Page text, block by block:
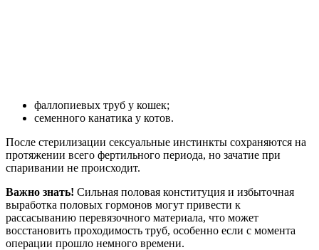
фаллопиевых труб у кошек;
семенного канатика у котов.
После стерилизации сексуальные инстинкты сохраняются на
протяжении всего фертильного периода, но зачатие при
спаривании не происходит.
Важно знать! Сильная половая конституция и избыточная
выработка половых гормонов могут привести к
рассасыванию перевязочного материала, что может
восстановить проходимость труб, особенно если с момента
операции прошло немного времени.